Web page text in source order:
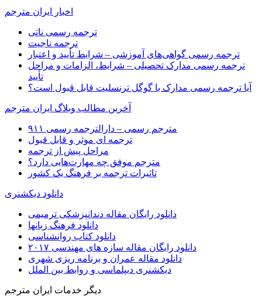
اخبار ایران مترجم
ترجمه رسمی ناتی
ترجمه ناجیت
ترجمه رسمی گواهی‌های آموزشی – شرایط تأیید و اعتبار
ترجمه رسمی مدارک تحصیلی – شرایط، الزامات و مراحل
تأیید
آیا ترجمه رسمی مدارک با گوگل ترنسلیت قابل قبول است؟
آخرین مطالب وبلاگ ایران مترجم
مترجم رسمی – دارالترجمه رسمی ۹۱۱
ترجمه ای موثر و قابل قبول
مراحل پیش از ترجمه
مترجم موفق چه مهارت‌هایی دارد؟
تاثیرات ترجمه بر فرهنگ یک کشور
دانلود دیکشنری
دانلود رایگان مقاله دندانپزشکی ترمیمی
دانلود فرهنگ زبانها
دانلود کتاب روانشناسی
دانلود رایگان مقاله سازه های مهندسی ۲۰۱۷
دانلود مقاله عمران و برنامه ریزی شهری
دیکشنری دیپلماسی و روابط بین الملل
دیگر خدمات ایران مترجم